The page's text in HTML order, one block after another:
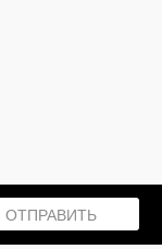
ОТПРАВИТЬ